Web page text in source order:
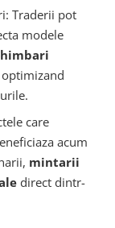
Traderii pot
modele
care
acum
mintarii
direct dintr-